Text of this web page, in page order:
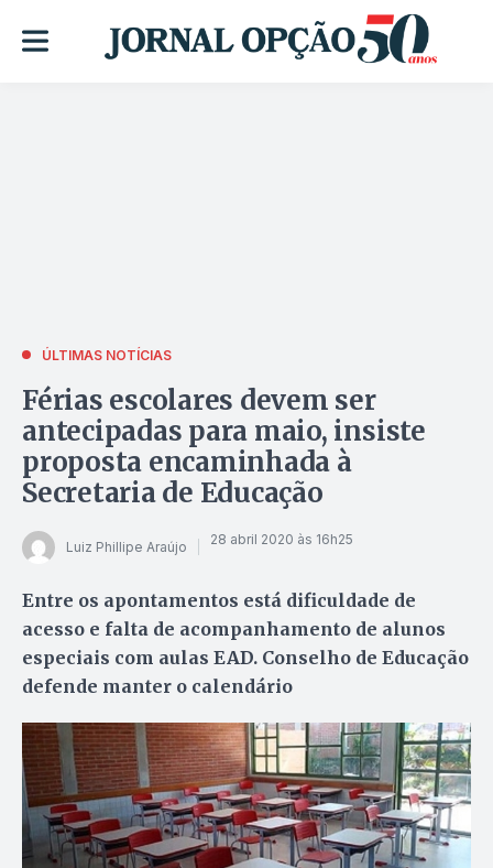
ÚLTIMAS NOTÍCIAS
Férias escolares devem ser
antecipadas para maio, insiste
proposta encaminhada à
Secretaria de Educação
Luiz Phillipe Araújo 28 abril 2020 às 16h25
Entre os apontamentos está dificuldade de
acesso e falta de acompanhamento de alunos
especiais com aulas EAD. Conselho de Educação
defende manter o calendário